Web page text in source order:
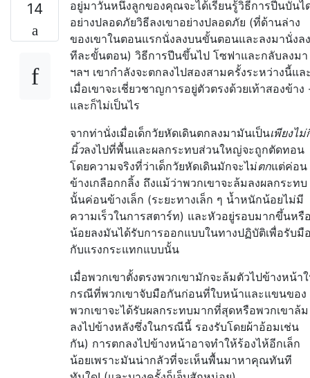
14
อยู่มาวันหนึ่งลูกของคุณจะได้เรียนรู้วิธีการปีนบันไ
อย่างปลอดภัยวิธีลงเขาอย่างปลอดภัย (ที่ด้านล่าง
ของเขาในตอนแรกนั่งลงบนขั้นตอนและลงมานั่งลง
ทีละขั้นตอน) วิธีการปีนขึ้นไป โซฟาและกลับลงมา
ฯลฯ เขากำลังจะตกลงไปสองสามครั้งระหว่างนี้แล
เมื่อเขาจะเชี่ยวชาญการอยู่ตัวตรงด้วยเท้าสองข้าง
และก็ไม่เป็นไร
จากท่านั่งเมื่อเด็กวัยหัดเดินตกลงมามันเป็นเพียงไม่
นิ้วลงไปที่พื้นและผลกระทบส่วนใหญ่จะถูกตัดทอน
โดยความจริงที่ว่าเด็กวัยหัดเดินมักจะไม่ตกแต่ค่อน
ข้างเกลือกกลิ้ง ถึงแม้ว่าพวกเขาจะล้มลงผลกระทบ
นั้นค่อนข้างเล็ก (ระยะทางเล็ก ๆ น้ำหนักน้อยไม่มี
ความเร็วในการสตาร์ท) และหัวอยู่รอบมากขึ้นหรื
น้อยลงมันได้รับการออกแบบในทางปฏิบัติเพื่อรับมื
กับแรงกระแทกแบบนั้น
เมื่อพวกเขาตั้งตรงพวกเขามักจะล้มตัวไปข้างหน้า
กรณีที่พวกเขาจับมือกันก่อนที่ใบหน้าและแขนของ
พวกเขาจะได้รับผลกระทบมากที่สุดหรือพวกเขาล้ม
ลงไปข้างหลังซึ่งในกรณีนี้ รองรับโดยผ้าอ้อมเช่น
กัน) การตกลงไปข้างหน้าอาจทำให้ร้องไห้อีกเล็ก
น้อยเพราะมันน่ากลัวที่จะเห็นพื้นมาหาคุณทันที